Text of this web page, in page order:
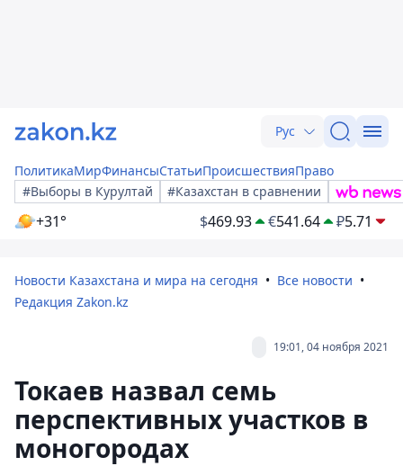
Рус
ПолитикаМирФинансыСтатьиПроисшествияПраво
#Выборы в Курултай
#Казахстан в сравнении
+31° $469.93 €541.64 ₽5.71
Новости Казахстана и мира на сегодня
Все новости
Редакция Zakon.kz
19:01, 04 ноября 2021
Токаев назвал семь
перспективных участков в
моногородах